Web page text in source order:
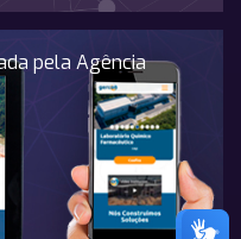
pela Agência